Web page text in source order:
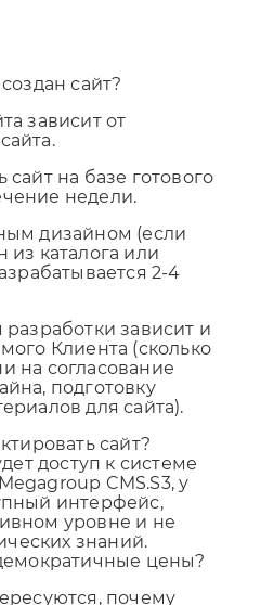
зависит от
на базе готового
дизайном (если
из каталога или
2-4
зависит и
Клиента (сколько
на согласование
подготовку
сайт?
доступ к системе
CMS.S3, у
интерфейс,
уровне и не
знаний.